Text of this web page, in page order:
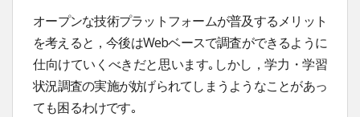
オープンな技術プラットフォームが普及するメリット
を考えると，今後はWebベースで調査ができるように
仕向けていくべきだと思います｡しかし，学力・学習
状況調査の実施が妨げられてしまうようなことがあっ
ても困るわけです｡